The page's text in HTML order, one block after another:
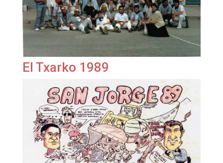
El Txarko 1989